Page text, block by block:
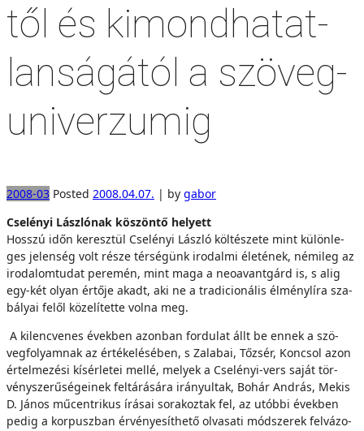
től és ki­mond­ha­tat­
lan­sá­gá­tól a szö­veg­
uni­ver­zu­mig
2008-03 Posted 2008.04.07. | by gabor
Cselényi Lász­ló­nak kö­szön­tő he­lyett
Hos­­szú időn ke­resz­tül Cselényi Lász­ló köl­té­sze­te mint kü­lön­le­
ges je­len­ség volt ré­sze tér­sé­günk iro­dal­mi éle­té­nek, né­mi­leg az
iro­da­lom­tu­dat pe­re­mén, mint ma­ga a neoavantgárd is, s alig
egy-két olyan ér­tő­je akadt, aki ne a tra­di­ci­o­ná­lis él­mény­lí­ra sza­
bá­lyai fe­lől kö­ze­lí­tet­te vol­na meg.
A ki­lenc­ve­nes évek­ben azon­ban for­du­lat állt be en­nek a szö­
veg­fo­lyam­nak az ér­té­ke­lé­sé­ben, s Zalabai, Tő­zsér, Koncsol azon
ér­tel­me­zé­si kí­sér­le­tei mel­lé, me­lyek a Cselényi-vers sa­ját tör­
vény­sze­rű­sé­ge­i­nek fel­tá­rá­sá­ra irá­nyul­tak, Bohár And­rás, Mekis
D. Já­nos műcentrikus írá­sai so­ra­koz­tak fel, az utób­bi évek­ben
pe­dig a kor­pusz­ban ér­vé­nye­sít­he­tő ol­va­sa­ti mód­sze­rek fel­vá­zo­